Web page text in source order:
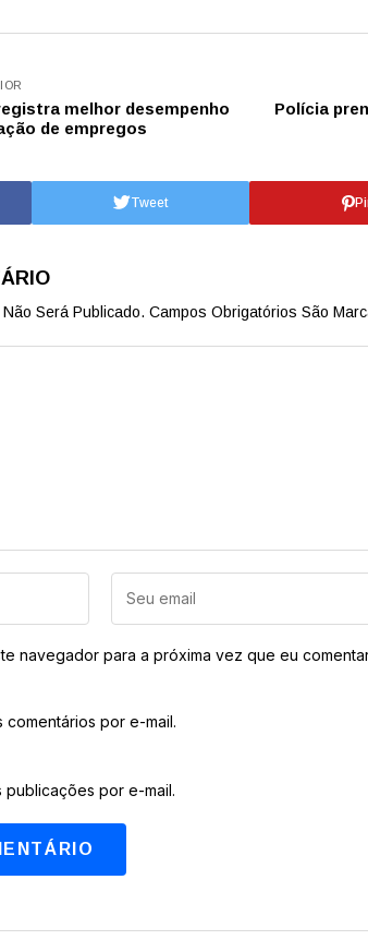
melhor desempenho
de empregos
Polícia
Tweet
Será Publicado. Campos Obrigatórios São
navegador para a próxima vez que eu
por e-mail.
por e-mail.